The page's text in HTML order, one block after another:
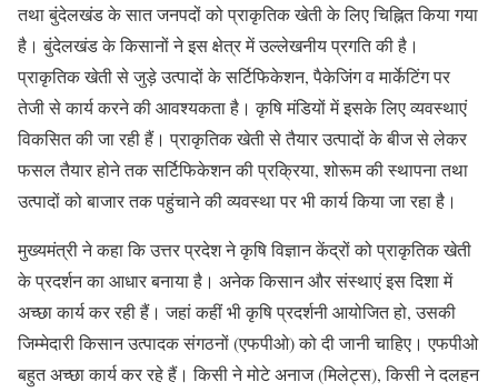
तथा बुंदेलखंड के सात जनपदों को प्राकृतिक खेती के लिए चिह्नित किया गया
है। बुंदेलखंड के किसानों ने इस क्षेत्र में उल्लेखनीय प्रगति की है।
प्राकृतिक खेती से जुड़े उत्पादों के सर्टिफिकेशन, पैकेजिंग व मार्केटिंग पर
तेजी से कार्य करने की आवश्यकता है। कृषि मंडियों में इसके लिए व्यवस्थाएं
विकसित की जा रही हैं। प्राकृतिक खेती से तैयार उत्पादों के बीज से लेकर
फसल तैयार होने तक सर्टिफिकेशन की प्रक्रिया, शोरूम की स्थापना तथा
उत्पादों को बाजार तक पहुंचाने की व्यवस्था पर भी कार्य किया जा रहा है।
मुख्यमंत्री ने कहा कि उत्तर प्रदेश ने कृषि विज्ञान केंद्रों को प्राकृतिक खेती
के प्रदर्शन का आधार बनाया है। अनेक किसान और संस्थाएं इस दिशा में
अच्छा कार्य कर रही हैं। जहां कहीं भी कृषि प्रदर्शनी आयोजित हो, उसकी
जिम्मेदारी किसान उत्पादक संगठनों (एफपीओ) को दी जानी चाहिए। एफपीओ
बहुत अच्छा कार्य कर रहे हैं। किसी ने मोटे अनाज (मिलेट्स), किसी ने दलहन